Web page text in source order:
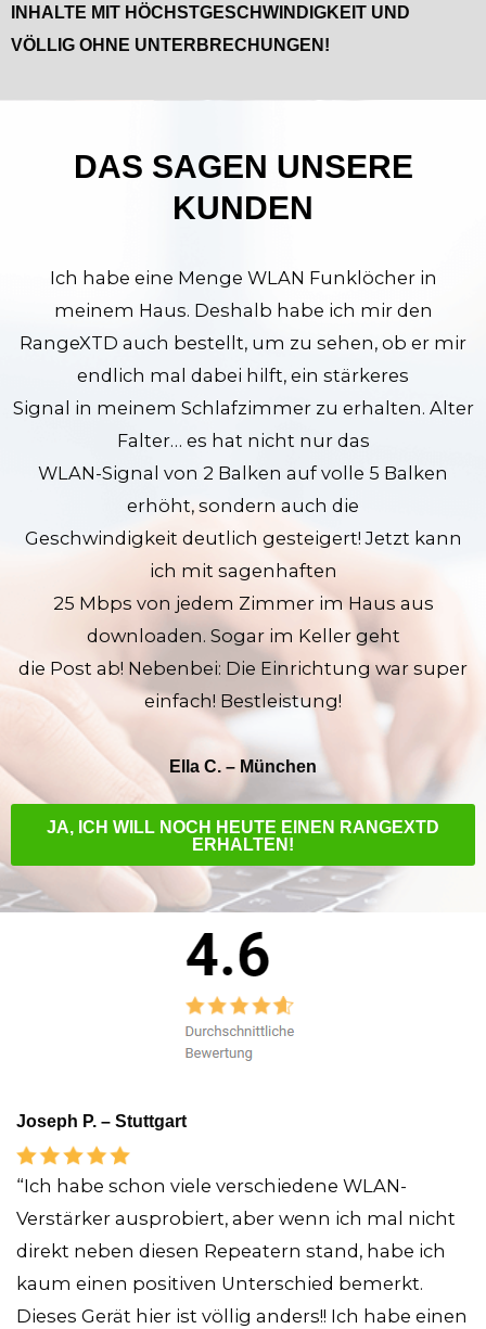
INHALTE MIT HÖCHSTGESCHWINDIGKEIT UND
VÖLLIG OHNE UNTERBRECHUNGEN!
DAS SAGEN UNSERE
KUNDEN
Ich habe eine Menge WLAN Funklöcher in
meinem Haus. Deshalb habe ich mir den
RangeXTD auch bestellt, um zu sehen, ob er mir
endlich mal dabei hilft, ein stärkeres
Signal in meinem Schlafzimmer zu erhalten. Alter
Falter… es hat nicht nur das
WLAN-Signal von 2 Balken auf volle 5 Balken
erhöht, sondern auch die
Geschwindigkeit deutlich gesteigert! Jetzt kann
ich mit sagenhaften
25 Mbps von jedem Zimmer im Haus aus
downloaden. Sogar im Keller geht
die Post ab! Nebenbei: Die Einrichtung war super
einfach! Bestleistung!
Ella C. – München
JA, ICH WILL NOCH HEUTE EINEN RANGEXTD
ERHALTEN!
Joseph P. – Stuttgart
“Ich habe schon viele verschiedene WLAN-
Verstärker ausprobiert, aber wenn ich mal nicht
direkt neben diesen Repeatern stand, habe ich
kaum einen positiven Unterschied bemerkt.
Dieses Gerät hier ist völlig anders!! Ich habe einen